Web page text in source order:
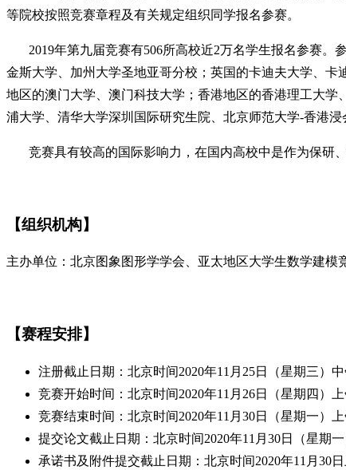
等院校按照竞赛章程及有关规定组织同学报名参赛。
2019年第九届竞赛有506所高校近2万名学生报名参赛。
金斯大学、加州大学圣地亚哥分校；英国的卡迪夫大学、
地区的澳门大学、澳门科技大学；香港地区的香港理工大
浦大学、清华大学深圳国际研究生院、北京师范大学-香港
竞赛具有较高的国际影响力，在国内高校中是作为保研、
【组织机构】
主办单位：北京图象图形学学会、亚太地区大学生数学建模
【赛程安排】
注册截止日期：北京时间2020年11月25日（星期三）中
竞赛开始时间：北京时间2020年11月26日（星期四）
竞赛结束时间：北京时间2020年11月30日（星期一）
提交论文截止日期：北京时间2020年11月30日（星期
承诺书及附件提交截止日期：北京时间2020年11月30